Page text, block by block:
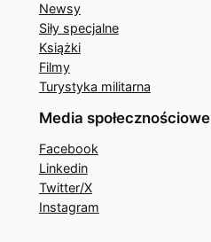
Newsy
Siły specjalne
Książki
Filmy
Turystyka militarna
Media społecznościowe
Facebook
Linkedin
Twitter/X
Instagram